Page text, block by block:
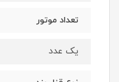
تعداد موتور
یک عدد